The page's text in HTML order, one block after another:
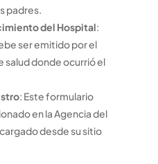
padres.
del Hospital:
ser emitido por el
salud donde ocurrió el
: Este formulario
en la Agencia del
desde su sitio